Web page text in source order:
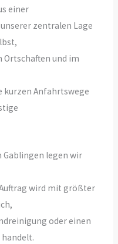
einer
zentralen Lage
Ortschaften und im
kurzen Anfahrtswege
legen wir
wird mit größter
oder einen